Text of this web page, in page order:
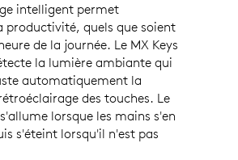
intelligent permet
productivité, quels que soient
de la journée. Le MX Keys
la lumière ambiante qui
automatiquement la
des touches. Le
lorsque les mains s'en
s'éteint lorsqu'il n'est pas